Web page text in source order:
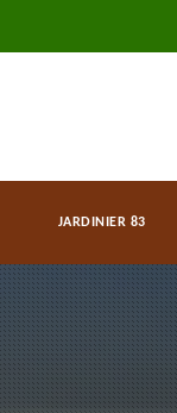
JARDINIER 83